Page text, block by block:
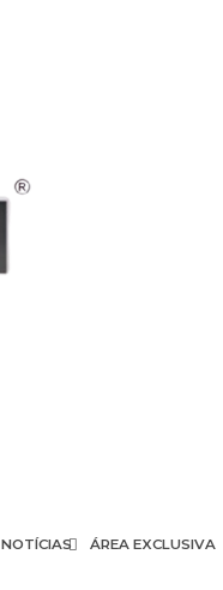
NOTÍCIAS ÁREA EXCLUSIVA